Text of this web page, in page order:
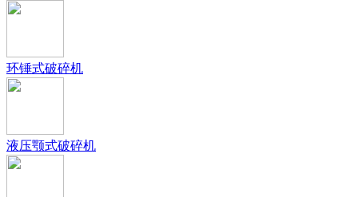
环锤式破碎机
液压颚式破碎机